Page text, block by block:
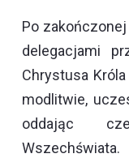
Po
delegacjami
Chrystusa
modlitwie,
oddając
Wszechświata.